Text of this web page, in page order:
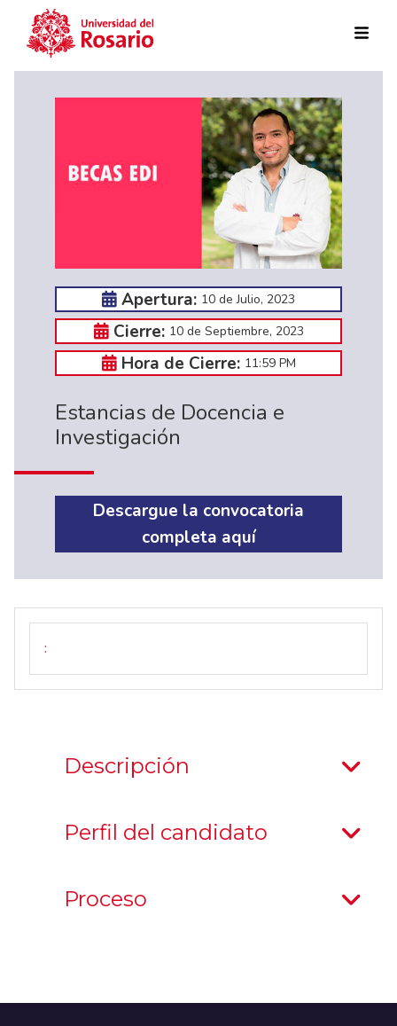
Apertura: 10 de Julio, 2023
Cierre: 10 de Septiembre, 2023
Hora de Cierre: 11:59 PM
Estancias de Docencia e
Investigación
Descargue la convocatoria
completa aquí
Descripción
Perfil del candidato
Proceso